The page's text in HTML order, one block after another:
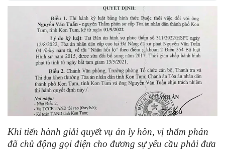
Khi tiến hành giải quyết vụ án ly hôn, vị thẩm phán
đã chủ động gọi điện cho đương sự yêu cầu phải đưa